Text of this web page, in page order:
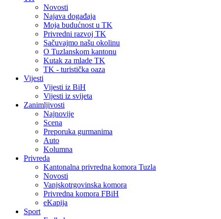
Novosti
Najava događaja
Moja budućnost u TK
Privredni razvoj TK
Sačuvajmo našu okolinu
O Tuzlanskom kantonu
Kutak za mlade TK
TK - turistička oaza
Vijesti
Vijesti iz BiH
Vijesti iz svijeta
Zanimljivosti
Najnovije
Scena
Preporuka gurmanima
Auto
Kolumna
Privreda
Kantonalna privredna komora Tuzla
Novosti
Vanjskotrgovinska komora
Privredna komora FBiH
eKapija
Sport